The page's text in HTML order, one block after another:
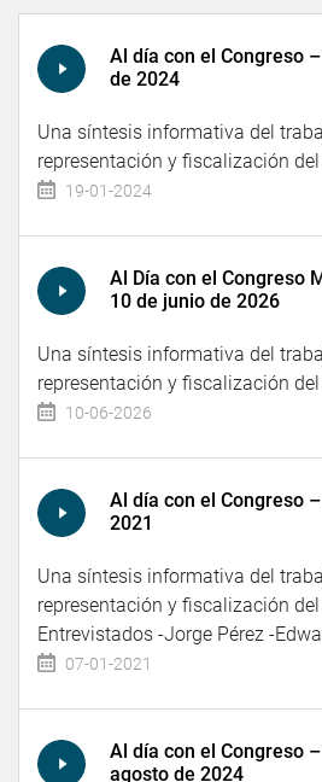
Al día con el Congreso
de 2024
Una síntesis informativa del
representación y fiscalización
19-01-2024
Al Día con el Congreso
10 de junio de 2026
Una síntesis informativa del
representación y fiscalización
10-06-2026
Al día con el Congreso
2021
Una síntesis informativa del
representación y fiscalización
Entrevistados -Jorge Pérez -
07-01-2021
Al día con el Congreso
agosto de 2024